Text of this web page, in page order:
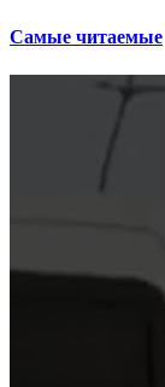
Самые читаемые